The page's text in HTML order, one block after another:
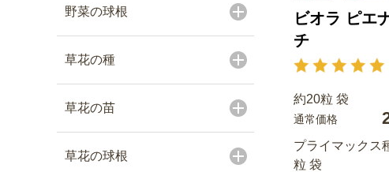
野菜の球根
草花の種
草花の苗
草花の球根
ビオラ ピエ
チ
約20粒 袋
通常価格
プライマックス
粒 袋